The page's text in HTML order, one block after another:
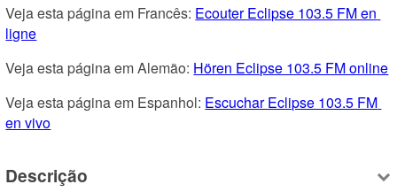
Veja esta página em Francês: Ecouter Eclipse 103.5 FM en
ligne
Veja esta página em Alemão: Hören Eclipse 103.5 FM online
Veja esta página em Espanhol: Escuchar Eclipse 103.5 FM
en vivo
Descrição